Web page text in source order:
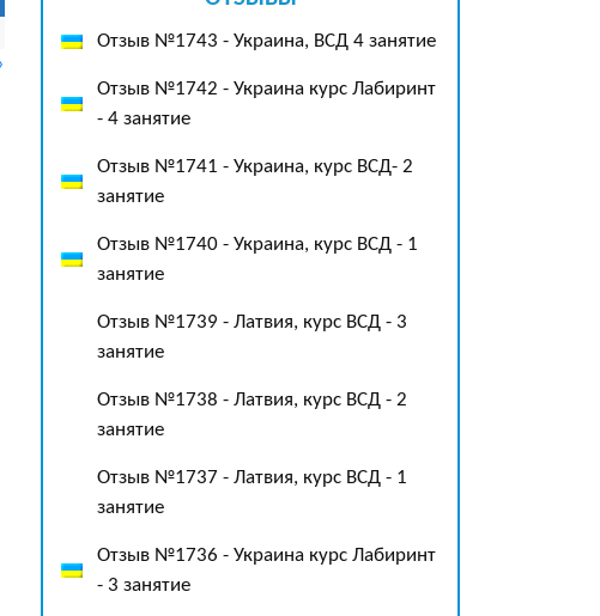
Отзыв №1743 - Украина, ВСД 4 занятие
Отзыв №1742 - Украина курс Лабиринт
- 4 занятие
Отзыв №1741 - Украина, курс ВСД- 2
занятие
Отзыв №1740 - Украина, курс ВСД - 1
занятие
Отзыв №1739 - Латвия, курс ВСД - 3
занятие
Отзыв №1738 - Латвия, курс ВСД - 2
занятие
Отзыв №1737 - Латвия, курс ВСД - 1
занятие
Отзыв №1736 - Украина курс Лабиринт
- 3 занятие